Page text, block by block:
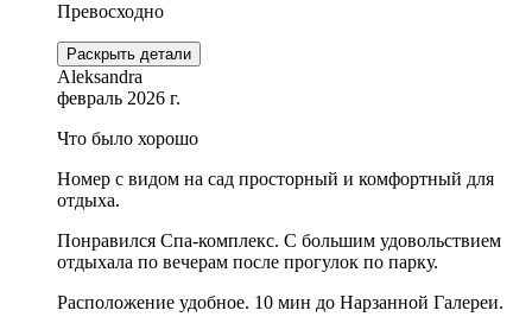
Превосходно
Раскрыть детали
Aleksandra
февраль 2026 г.
Что было хорошо
Номер с видом на сад просторный и комфортный для
отдыха.
Понравился Спа-комплекс. С большим удовольствием
отдыхала по вечерам после прогулок по парку.
Расположение удобное. 10 мин до Нарзанной Галереи.